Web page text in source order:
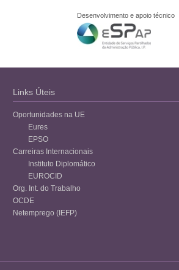
Desenvolvimento e apoio técnico
Links Úteis
Oportunidades na UE
Eures
EPSO
Carreiras Internacionais
Instituto Diplomático
EUROCID
Org. Int. do Trabalho
OCDE
Netemprego (IEFP)